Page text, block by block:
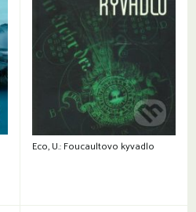
Eco, U.: Foucaultovo kyvadlo